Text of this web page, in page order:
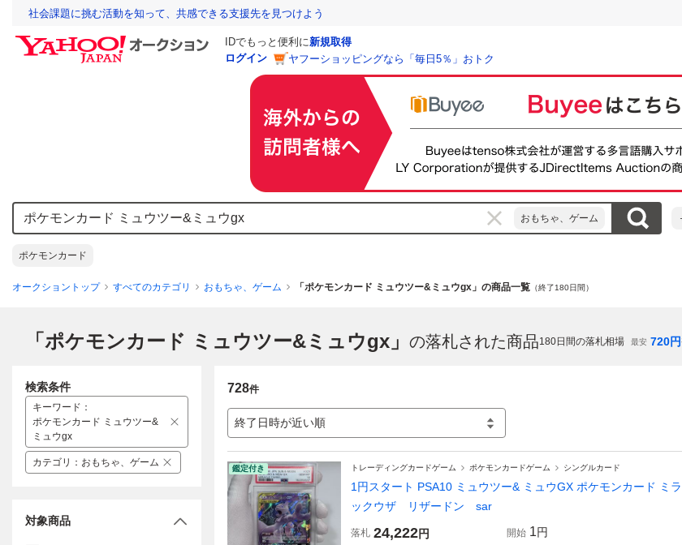
社会課題に挑む活動を知って、共感できる支援先を見つけよう
IDでもっと便利に新規取得
ログイン
ヤフーショッピングなら「毎日5％」おトク
おもちゃ、ゲーム
ポケモンカード
オークショントップ すべてのカテゴリ おもちゃ、ゲーム 「ポケモンカード ミュウツー&ミュウgx」の商品一覧 （終了180日間）
「ポケモンカード ミュウツー&ミュウgx」 の落札された商品180日間の落札相場 最安 720円
728件
終了日時が近い順
鑑定付き トレーディングカードゲーム ポケモンカードゲーム シングルカード
1円スタート PSA10 ミュウツー& ミュウGX ポケモンカード ミ
ックウザ リザードン sar
落札 24,222円 開始 1円
検索条件
キーワード ：
ポケモンカード ミュウツー&
ミュウgx
カテゴリ ： おもちゃ、ゲーム
対象商品